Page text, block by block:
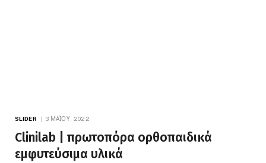
SLIDER 3 ΜΑΪ́ΟΥ, 2022
Clinilab | πρωτοπόρα ορθοπαιδικά
εμφυτεύσιμα υλικά